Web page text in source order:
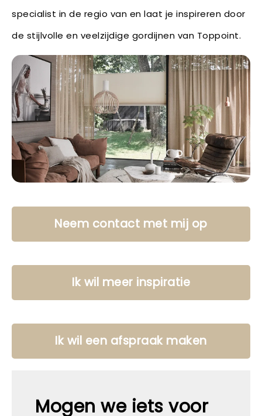
specialist in de regio van en laat je inspireren door
de stijlvolle en veelzijdige gordijnen van Toppoint.
Neem contact met mij op
Ik wil meer inspiratie
Ik wil een afspraak maken
Mogen we iets voor